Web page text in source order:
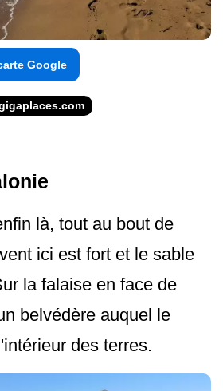
Google
là, tout au bout de
ici est fort et le sable
la falaise en face de
belvédère auquel le
des terres.